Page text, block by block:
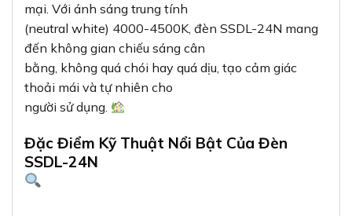
mại. Với ánh sáng trung tính
(neutral white) 4000-4500K, đèn SSDL-24N mang
đến không gian chiếu sáng cân
bằng, không quá chói hay quá dịu, tạo cảm giác
thoải mái và tự nhiên cho
người sử dụng.
Đặc Điểm Kỹ Thuật Nổi Bật Của Đèn
SSDL-24N